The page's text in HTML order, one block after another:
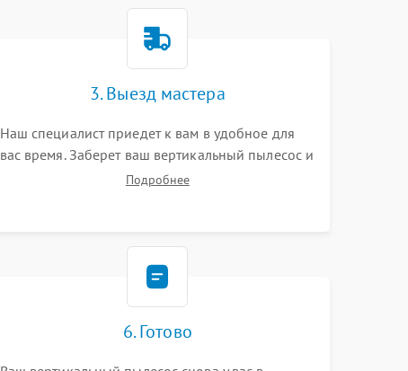
3. Выезд мастера
Наш специалист приедет к вам в удобное для
вас время. Заберет ваш вертикальный пылесос и
привезет на склад для диагностики.
Подробнее
6. Готово